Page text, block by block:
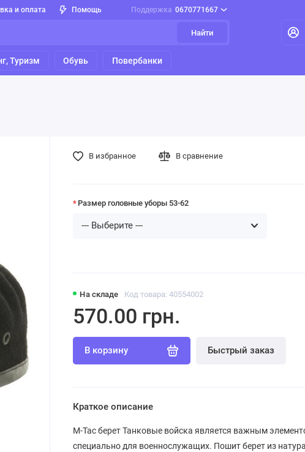
и оплата Помощь Поддержка 0670771667
Найти
Туризм Обувь Повербанки
На складе Код товара: 40554002
570.00 грн.
В корзину Быстрый заказ
В избранное В сравнение
Размер головные уборы 53-62
Краткое описание
M-Tac берет Танковые войска является важным
специально для военнослужащих. Пошит берет из